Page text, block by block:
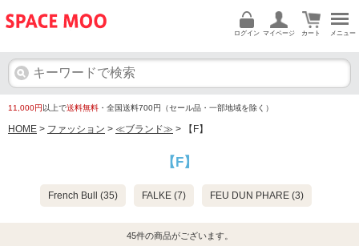
メニュー
カート
マイページ
ログイン
11,000円 以上で送料無料 ・全国送料700円（セール品・一部地域を除く）
HOME > ファッション > ≪ブランド≫ > 【F】
【F】
French Bull (35) FALKE (7) FEU DUN PHARE (3)
45件の商品がございます。